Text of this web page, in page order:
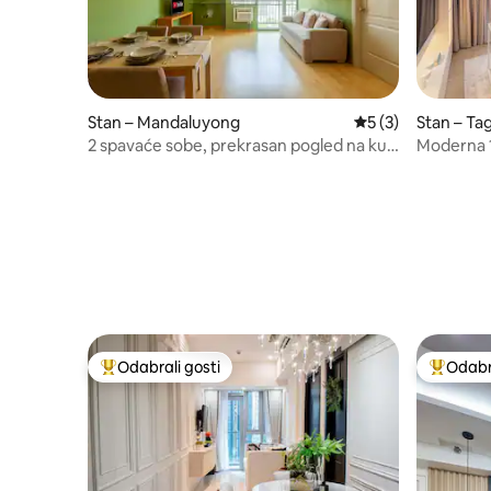
Stan – Mandaluyong Prosječna ocjena:
5 (3)
2 spavaće sobe, prekrasan pogled na kut
Stan –
Moderna
Među najviše rangiranima s oznakom „Odabrali gosti”
Odabrali gosti Među